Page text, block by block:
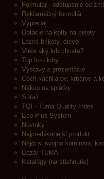
Formulár - odstúpenie od
Reklamačný formulár
Výpredaj
Dotácie na kotly na pelety
Lacné brikety, drevo
Viete aký krb chcete?
Top foto krby
Výstavy a prezentácie
Cech kachliarov, krbárov a
Nákup na splátky
Súťaž
TQI - Tuma Quality Index
Eco Plus System
Novinky
Najpredávanejší produkt
Nájdi si svojho kominára,
Bazár TUMA
Katalógy (na stiahnutie)